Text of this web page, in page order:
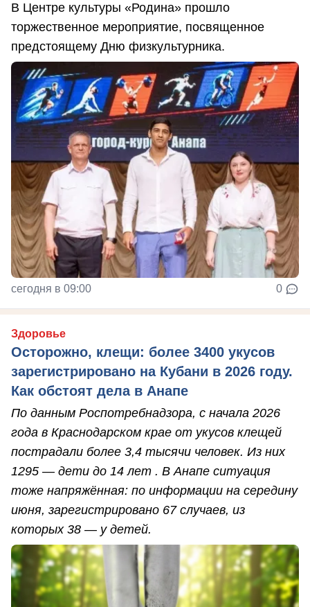
В Центре культуры «Родина» прошло
торжественное мероприятие, посвященное
предстоящему Дню физкультурника.
сегодня в 09:00 0
Здоровье
Осторожно, клещи: более 3400 укусов
зарегистрировано на Кубани в 2026 году.
Как обстоят дела в Анапе
По данным Роспотребнадзора, с начала 2026
года в Краснодарском крае от укусов клещей
пострадали более 3,4 тысячи человек. Из них
1295 — дети до 14 лет . В Анапе ситуация
тоже напряжённая: по информации на середину
июня, зарегистрировано 67 случаев, из
которых 38 — у детей.